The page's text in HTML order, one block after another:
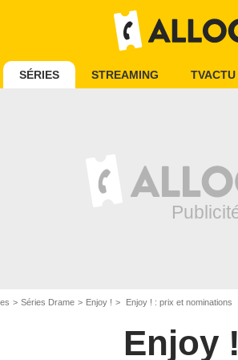
SÉRIES STREAMING TVACTU
Séries Drame Enjoy ! Enjoy ! : prix et nominations
Enjoy !